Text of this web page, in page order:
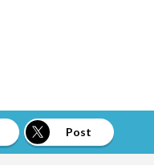
Post